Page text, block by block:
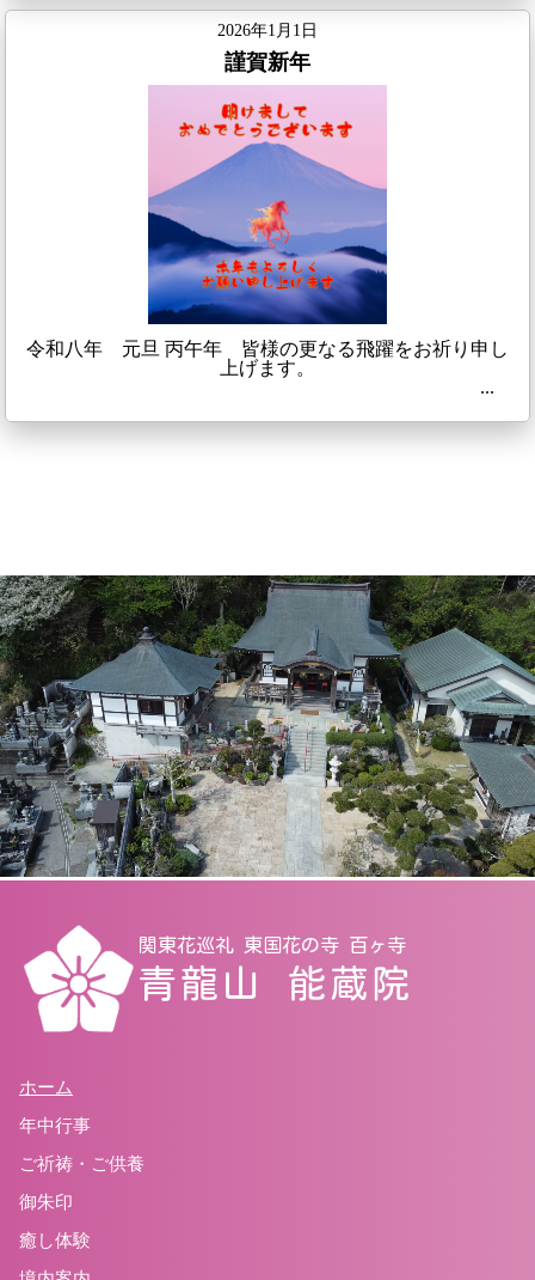
2026年1月1日
謹賀新年
令和八年 元旦 丙午年 皆様の更なる飛躍をお祈り申し
上げます。
...
関東花巡礼 東国花の寺 百ヶ寺
青龍山 能蔵院
ホーム
年中行事
ご祈祷・ご供養
御朱印
癒し体験